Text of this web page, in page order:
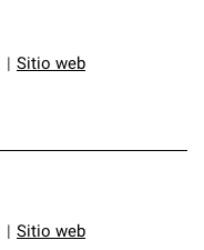
Sitio web
Sitio web